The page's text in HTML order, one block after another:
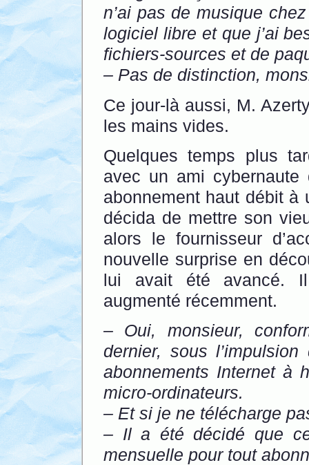
n’ai pas de musique
logiciel libre et que j’ai
fichiers-sources et de
– Pas de distinction,
Ce jour-là aussi, M.
les mains vides.
Quelques temps plus
avec un ami
abonnement haut débit à
décida de mettre son
alors le fournisseur
nouvelle surprise en
lui avait été avancé.
augmenté récemment.
– Oui, monsieur,
dernier, sous
abonnements Internet à
micro-ordinateurs.
– Et si je ne télécharge
– Il a été décidé que
mensuelle pour tout